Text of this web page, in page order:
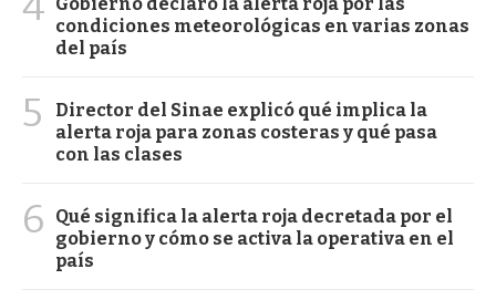
condiciones meteorológicas en varias zonas
del país
5
Director del Sinae explicó qué implica la
alerta roja para zonas costeras y qué pasa
con las clases
6
Qué significa la alerta roja decretada por el
gobierno y cómo se activa la operativa en el
país